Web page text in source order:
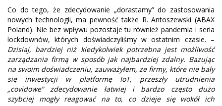
Co do tego, że zdecydowanie „dorastamy” do zastosowania
nowych technologii, ma pewność także R. Antoszewski (ABAX
Poland). Nie bez wpływu pozostaje tu również pandemia i seria
lockdownów, których doświadczyliśmy w ostatnim czasie. –
Dzisiaj, bardziej niż kiedykolwiek potrzebna jest możliwość
zarządzania firmą w sposób jak najbardziej zdalny. Bazując
na swoim doświadczeniu, zauważyłem, że firmy, które nie bały
się inwestycji w platformę IoT, przeszły utrudnienia
„covidowe” zdecydowanie łatwiej i bardzo często dużo
szybciej mogły reagować na to, co dzieje się wokół ich